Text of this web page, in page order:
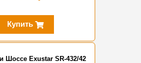
Купить
Шоссе Exustar SR-432/42